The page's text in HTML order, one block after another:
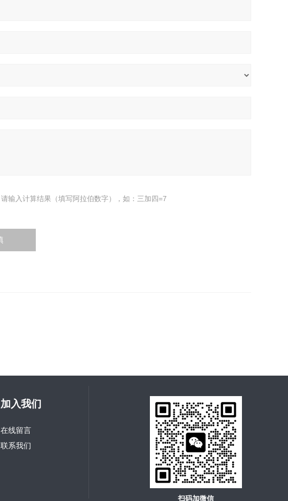
请输入计算结果（填写阿拉伯数字），如：三加四=7
加入我们
在线留言
联系我们
扫码加微信